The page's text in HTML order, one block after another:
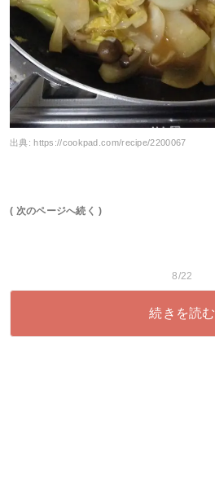
出典: https://cookpad.com/recipe/2200067
( 次のページへ続く )
8/22
続きを読む